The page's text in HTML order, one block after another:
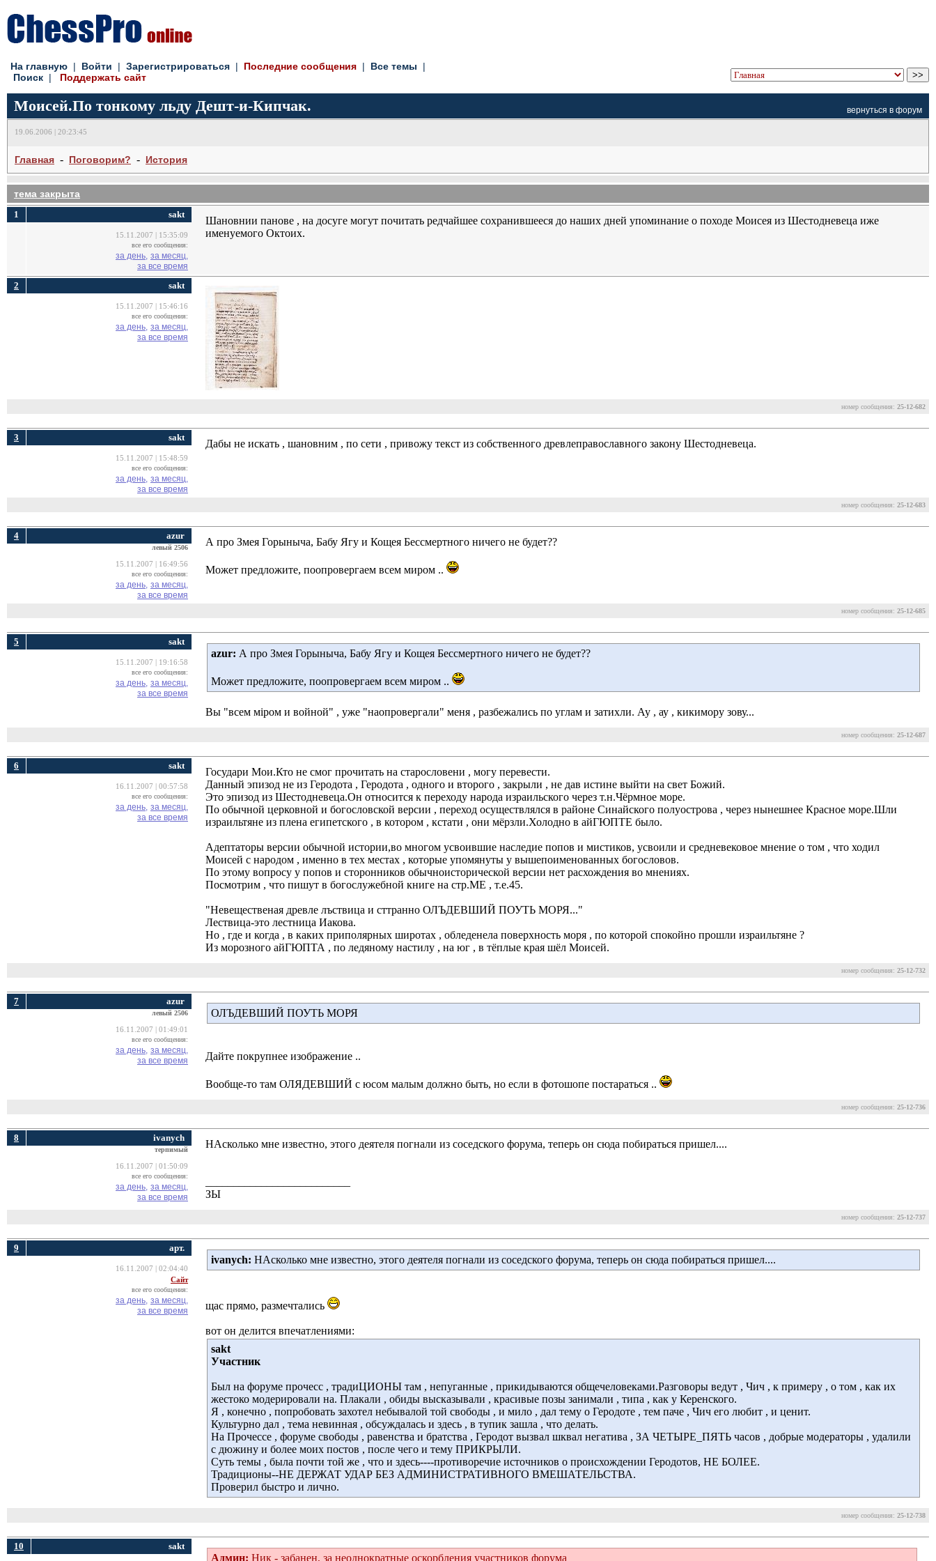
На главную | Войти | Зарегистрироваться | Последние сообщения | Все темы |
Поиск | Поддержать сайт
Моисей.По тонкому льду Дешт-и-Кипчак. вернуться в форум
19.06.2006 | 20:23:45
Главная - Поговорим? - История
тема закрыта
1 sakt
15.11.2007 | 15:35:09
все его сообщения:
за день, за месяц,
за все время
Шановнии панове , на досуге могут почитать редчайшее сохранившееся до наших дней упоминание о походе Моисея из Шестодневеца иже
именуемого Октоих.
2 sakt
15.11.2007 | 15:46:16
все его сообщения:
за день, за месяц,
за все время
номер сообщения: 25-12-682
3 sakt
15.11.2007 | 15:48:59
все его сообщения:
за день, за месяц,
за все время
Дабы не искать , шановним , по сети , привожу текст из собственного древлеправославного закону Шестодневеца.
номер сообщения: 25-12-683
4 azur
левый 2506
15.11.2007 | 16:49:56
все его сообщения:
за день, за месяц,
за все время
А про Змея Горыныча, Бабу Ягу и Кощея Бессмертного ничего не будет??
Может предложите, поопровергаем всем миром ..
номер сообщения: 25-12-685
5 sakt
15.11.2007 | 19:16:58
все его сообщения:
за день, за месяц,
за все время
azur: А про Змея Горыныча, Бабу Ягу и Кощея Бессмертного ничего не будет??
Может предложите, поопровергаем всем миром ..
Вы "всем мiром и войной" , уже "наопровергали" меня , разбежались по углам и затихли. Ау , ау , кикимору зову...
номер сообщения: 25-12-687
6 sakt
16.11.2007 | 00:57:58
все его сообщения:
за день, за месяц,
за все время
Государи Мои.Кто не смог прочитать на старословени , могу перевести.
Данный эпизод не из Геродота , Геродота , одного и второго , закрыли , не дав истине выйти на свет Божий.
Это эпизод из Шестодневеца.Он относится к переходу народа израильского через т.н.Чёрмное море.
По обычной церковной и богословской версии , переход осуществлялся в районе Синайского полуострова , через нынешнее Красное море.Шли
израильтяне из плена египетского , в котором , кстати , они мёрзли.Холодно в айГЮПТЕ было.
Адептаторы версии обычной истории,во многом усвоившие наследие попов и мистиков, усвоили и средневековое мнение о том , что ходил
Моисей с народом , именно в тех местах , которые упомянуты у вышепоименованных богословов.
По этому вопросу у попов и сторонников обычноисторической версии нет расхождения во мнениях.
Посмотрим , что пишут в богослужебной книге на стр.МЕ , т.е.45.
"Невещественая древле лъствица и сттранно ОЛЪДЕВШИЙ ПОУТЬ МОРЯ..."
Лествица-это лестница Иакова.
Но , где и когда , в каких приполярных широтах , обледенела поверхность моря , по которой спокойно прошли израильтяне ?
Из морозного айГЮПТА , по ледяному настилу , на юг , в тёплые края шёл Моисей.
номер сообщения: 25-12-732
7 azur
левый 2506
16.11.2007 | 01:49:01
все его сообщения:
за день, за месяц,
за все время
ОЛЪДЕВШИЙ ПОУТЬ МОРЯ
Дайте покрупнее изображение ..
Вообще-то там ОЛЯДЕВШИЙ c юсом малым должно быть, но если в фотошопе постараться ..
номер сообщения: 25-12-736
8 ivanych
терпимый
16.11.2007 | 01:50:09
все его сообщения:
за день, за месяц,
за все время
НАсколько мне известно, этого деятеля погнали из соседского форума, теперь он сюда побираться пришел....
ЗЫ
номер сообщения: 25-12-737
9 арт.
16.11.2007 | 02:04:40
Сайт
все его сообщения:
за день, за месяц,
за все время
ivanych: НАсколько мне известно, этого деятеля погнали из соседского форума, теперь он сюда побираться пришел....
щас прямо, размечтались
вот он делится впечатлениями:
sakt
Участник
Был на форуме прочесс , традиЦИОНЫ там , непуганные , прикидываются общечеловеками.Разговоры ведут , Чич , к примеру , о том , как их
жестоко модерировали на. Плакали , обиды высказывали , красивые позы занимали , типа , как у Керенского.
Я , конечно , попробовать захотел небывалой той свободы , и мило , дал тему о Геродоте , тем паче , Чич его любит , и ценит.
Культурно дал , тема невинная , обсуждалась и здесь , в тупик зашла , что делать.
На Прочессе , форуме свободы , равенства и братства , Геродот вызвал шквал негатива , ЗА ЧЕТЫРЕ_ПЯТЬ часов , добрые модераторы , удалили
с дюжину и более моих постов , после чего и тему ПРИКРЫЛИ.
Суть темы , была почти той же , что и здесь----противоречие источников о происхождении Геродотов, НЕ БОЛЕЕ.
Традиционы--НЕ ДЕРЖАТ УДАР БЕЗ АДМИНИСТРАТИВНОГО ВМЕШАТЕЛЬСТВА.
Проверил быстро и лично.
номер сообщения: 25-12-738
10 sakt
Админ: Ник - забанен, за неоднократные оскорбления участников форума